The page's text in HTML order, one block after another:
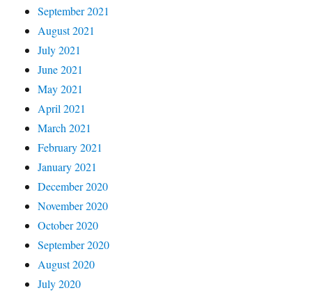
September 2021
August 2021
July 2021
June 2021
May 2021
April 2021
March 2021
February 2021
January 2021
December 2020
November 2020
October 2020
September 2020
August 2020
July 2020